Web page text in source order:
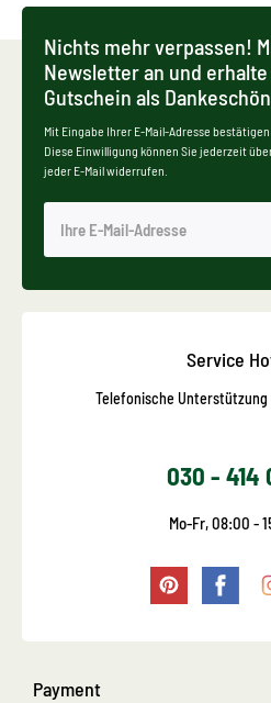
Nichts mehr verpassen!
Newsletter an und erhalte
Gutschein als
Mit Eingabe Ihrer E-Mail-Adresse
Diese Einwilligung können Sie jederzeit
jeder E-Mail widerrufen.
Service
Telefonische
030 - 414
Mo-Fr, 08:00 -
Payment